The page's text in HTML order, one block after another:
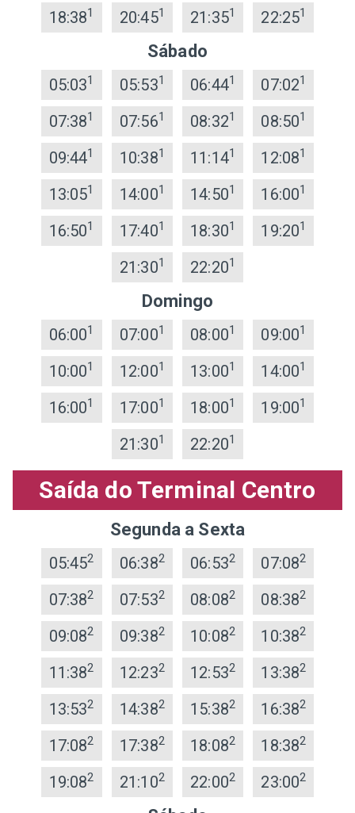
18:381 20:451 21:351 22:251
Sábado
05:031 05:531 06:441 07:021
07:381 07:561 08:321 08:501
09:441 10:381 11:141 12:081
13:051 14:001 14:501 16:001
16:501 17:401 18:301 19:201
21:301 22:201
Domingo
06:001 07:001 08:001 09:001
10:001 12:001 13:001 14:001
16:001 17:001 18:001 19:001
21:301 22:201
Saída do Terminal Centro
Segunda a Sexta
05:452 06:382 06:532 07:082
07:382 07:532 08:082 08:382
09:082 09:382 10:082 10:382
11:382 12:232 12:532 13:382
13:532 14:382 15:382 16:382
17:082 17:382 18:082 18:382
19:082 21:102 22:002 23:002